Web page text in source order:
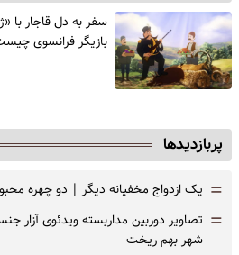
سفر به دل قاجار با
‌بازیگر فرانسوی
پربازدیدها
= یک ازدواج مخفیانه دیگر | دو چهره
= تصاویر دوربین مداربسته ویدئوی آزار
شهر بهم ریخت